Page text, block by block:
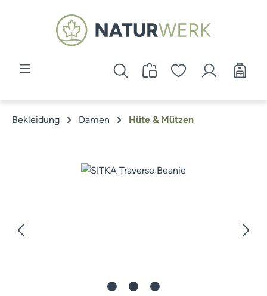
Zum Hauptinhalt springen
Bekleidung Damen Hüte & Mützen
Bildergalerie überspringen